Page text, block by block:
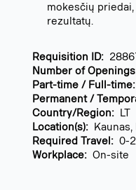
mokesčių
rezultatų.
Requisition ID:
Number of
Part-time / Full-time:
Permanent /
Country/Region: LT
Location(s): Kaunas,
Required Travel: 0-
Workplace: On-site